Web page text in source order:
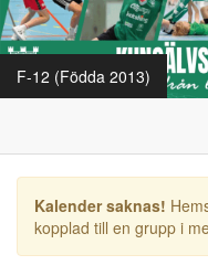
F-12 (Födda 2013)
Kalender saknas!
kopplad till en grupp i